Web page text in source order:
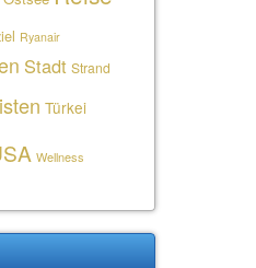
Ryanair
Stadt Strand
Türkei
Wellness